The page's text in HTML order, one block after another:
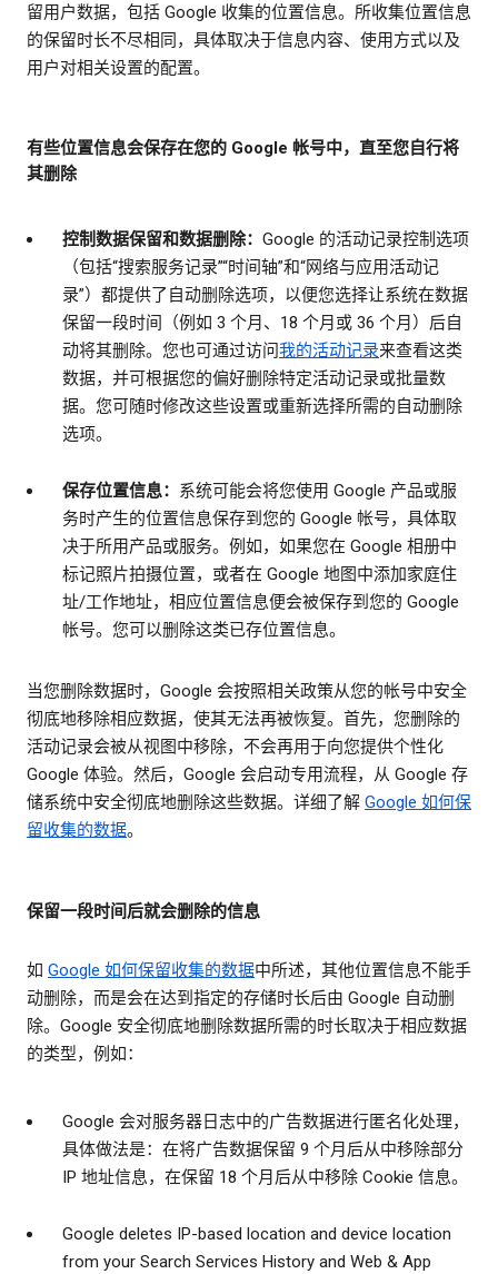
留用户数据，包括 Google 收集的位置信息。所收集位置信息
的保留时长不尽相同，具体取决于信息内容、使用方式以及
用户对相关设置的配置。
有些位置信息会保存在您的 Google 帐号中，直至您自行将
其删除
控制数据保留和数据删除： Google 的活动记录控制选项
（包括“搜索服务记录”“时间轴”和“网络与应用活动记
录”）都提供了自动删除选项，以便您选择让系统在数据
保留一段时间（例如 3 个月、18 个月或 36 个月）后自
动将其删除。您也可通过访问 我的活动记录来查看这类
数据，并可根据您的偏好删除特定活动记录或批量数
据。您可随时修改这些设置或重新选择所需的自动删除
选项。
保存位置信息： 系统可能会将您使用 Google 产品或服
务时产生的位置信息保存到您的 Google 帐号，具体取
决于所用产品或服务。例如，如果您在 Google 相册中
标记照片拍摄位置，或者在 Google 地图中添加家庭住
址/工作地址，相应位置信息便会被保存到您的 Google
帐号。您可以删除这类已存位置信息。
当您删除数据时，Google 会按照相关政策从您的帐号中安全
彻底地移除相应数据，使其无法再被恢复。首先，您删除的
活动记录会被从视图中移除，不会再用于向您提供个性化
Google 体验。然后，Google 会启动专用流程，从 Google 存
储系统中安全彻底地删除这些数据。详细了解 Google 如何保
留收集的数据。
保留一段时间后就会删除的信息
如 Google 如何保留收集的数据中所述，其他位置信息不能手
动删除，而是会在达到指定的存储时长后由 Google 自动删
除。Google 安全彻底地删除数据所需的时长取决于相应数据
的类型，例如：
Google 会对服务器日志中的广告数据进行匿名化处理，
具体做法是：在将广告数据保留 9 个月后从中移除部分
IP 地址信息，在保留 18 个月后从中移除 Cookie 信息。
Google deletes IP-based location and device location
from your Search Services History and Web & App